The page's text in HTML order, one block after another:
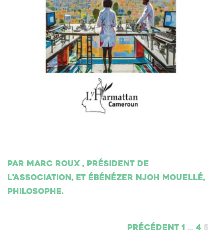
Par Marc Roux , président de
l'association, et Ébénézer Njoh Mouellé,
philosophe.
Précédent 1 … 4 5